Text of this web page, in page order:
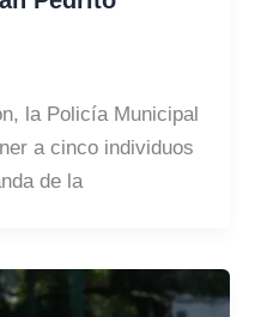
la Policía Municipal
a cinco individuos
de la